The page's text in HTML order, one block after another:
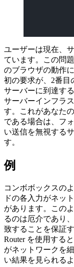
ユーザーは現在、
ています。この問
のブラウザの動作
初の要求が、2番目
サーバーに到達す
サーバーインフラ
す。これがあなた
である場合は、フ
い送信を無視する
す。
例
コンボボックスの
ドの各入力がネッ
があります。この
るのは厄介であり
致することを保証
Router を使用する
がネットワークを
い結果を見られる